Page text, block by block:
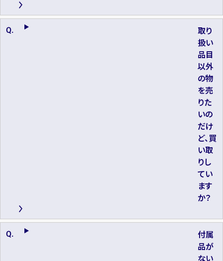
取り
扱い
品目
以外
の物
を売
りた
いの
だけ
ど、買
い取
りし
てい
ます
か？
付属
品が
ない